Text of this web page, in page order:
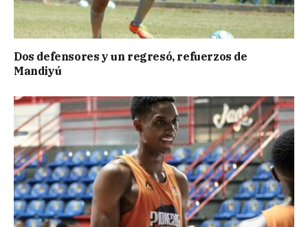
Dos defensores y un regresó, refuerzos de
Mandiyú